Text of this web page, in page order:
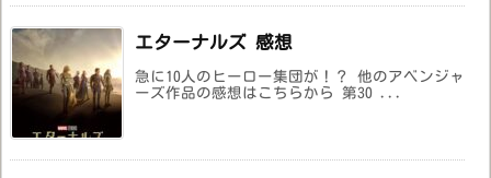
エターナルズ 感想
急に10人のヒーロー集団が！？ 他のアベンジャ
ーズ作品の感想はこちらから 第30 ...